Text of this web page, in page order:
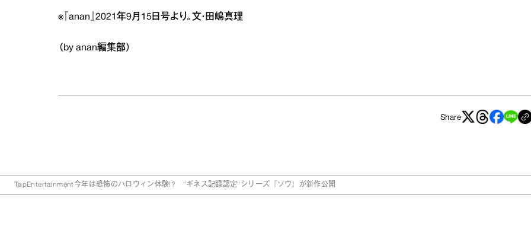
※『anan』2021年9月15日号より。文・田嶋真理
（by anan編集部）
Share
TopEntertainment今年は恐怖のハロウィン体験!? “ギネス記録認定”シリーズ『ソウ』が新作公開